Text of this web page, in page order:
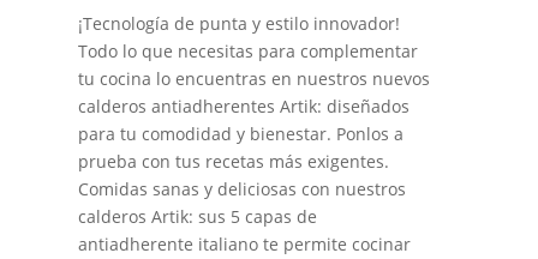
¡Tecnología de punta y estilo innovador!
Todo lo que necesitas para complementar
tu cocina lo encuentras en nuestros nuevos
calderos antiadherentes Artik: diseñados
para tu comodidad y bienestar. Ponlos a
prueba con tus recetas más exigentes.
Comidas sanas y deliciosas con nuestros
calderos Artik: sus 5 capas de
antiadherente italiano te permite cocinar